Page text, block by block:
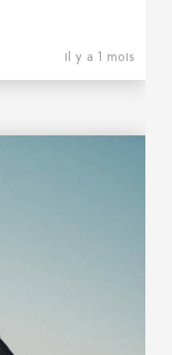
il y a 1 mois